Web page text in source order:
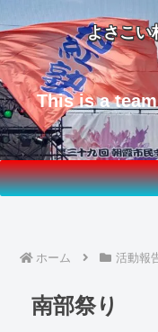
よさこい
This is a
ホーム 活動報
南部祭り